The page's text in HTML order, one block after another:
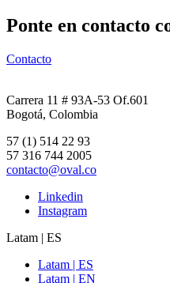
Ponte en contacto
Contacto
Carrera 11 # 93A-53 Of.601
Bogotá, Colombia
57 (1) 514 22 93
57 316 744 2005
contacto@oval.co
Linkedin
Instagram
Latam | ES
Latam | ES
Latam | EN